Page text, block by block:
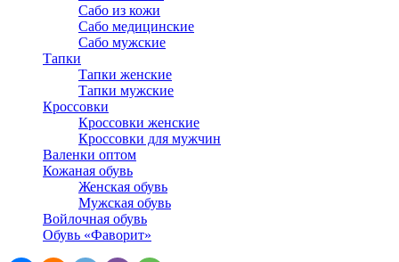
Сабо из кожи
Сабо медицинские
Сабо мужские
Тапки
Тапки женские
Тапки мужские
Кроссовки
Кроссовки женские
Кроссовки для мужчин
Валенки оптом
Кожаная обувь
Женская обувь
Мужская обувь
Войлочная обувь
Обувь «Фаворит»